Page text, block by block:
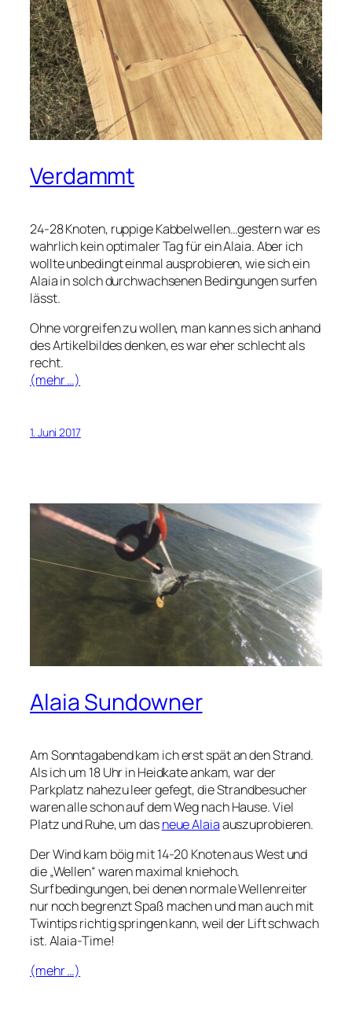
Verdammt
24-28 Knoten, ruppige Kabbelwellen…gestern war es
wahrlich kein optimaler Tag für ein Alaia. Aber ich
wollte unbedingt einmal ausprobieren, wie sich ein
Alaia in solch durchwachsenen Bedingungen surfen
lässt.
Ohne vorgreifen zu wollen, man kann es sich anhand
des Artikelbildes denken, es war eher schlecht als
recht.
(mehr …)
1. Juni 2017
Alaia Sundowner
Am Sonntagabend kam ich erst spät an den Strand.
Als ich um 18 Uhr in Heidkate ankam, war der
Parkplatz nahezu leer gefegt, die Strandbesucher
waren alle schon auf dem Weg nach Hause. Viel
Platz und Ruhe, um dasneue Alaiaauszuprobieren.
Der Wind kam böig mit 14-20 Knoten aus West und
die „Wellen“ waren maximal kniehoch.
Surfbedingungen, bei denen normale Wellenreiter
nur noch begrenzt Spaß machen und man auch mit
Twintips richtig springen kann, weil der Lift schwach
ist. Alaia-Time!
(mehr …)